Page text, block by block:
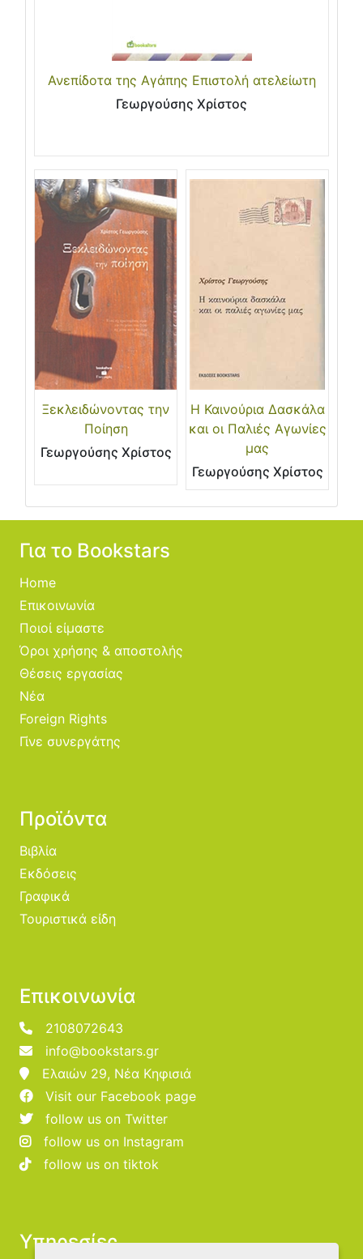
Ανεπίδοτα της Αγάπης Επιστολή ατελείωτη
Γεωργούσης Χρίστος
Ξεκλειδώνοντας την
Ποίηση
Γεωργούσης Χρίστος
Η Καινούρια Δασκάλα
και οι Παλιές Αγωνίες
μας
Γεωργούσης Χρίστος
Για το Bookstars
Home
Επικοινωνία
Ποιοί είμαστε
Όροι χρήσης & αποστολής
Θέσεις εργασίας
Νέα
Foreign Rights
Γίνε συνεργάτης
Προϊόντα
Βιβλία
Εκδόσεις
Γραφικά
Τουριστικά είδη
Επικοινωνία
2108072643
info@bookstars.gr
Ελαιών 29, Νέα Κηφισιά
Visit our Facebook page
follow us on Twitter
follow us on Instagram
follow us on tiktok
Υπηρεσίες